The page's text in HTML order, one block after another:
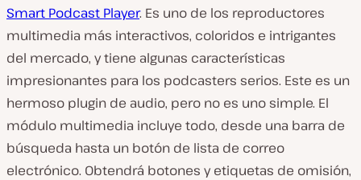
Smart Podcast Player. Es uno de los reproductores
multimedia más interactivos, coloridos e intrigantes
del mercado, y tiene algunas características
impresionantes para los podcasters serios. Este es un
hermoso plugin de audio, pero no es uno simple. El
módulo multimedia incluye todo, desde una barra de
búsqueda hasta un botón de lista de correo
electrónico. Obtendrá botones y etiquetas de omisión,